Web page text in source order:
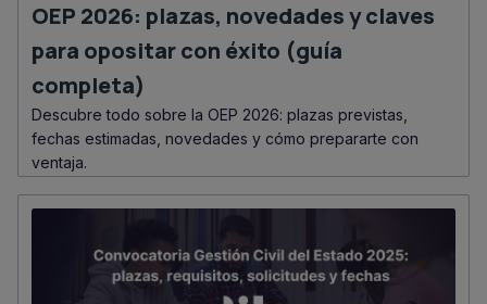
OEP 2026: plazas, novedades y claves
para opositar con éxito (guía
completa)
Descubre todo sobre la OEP 2026: plazas previstas,
fechas estimadas, novedades y cómo prepararte con
ventaja.